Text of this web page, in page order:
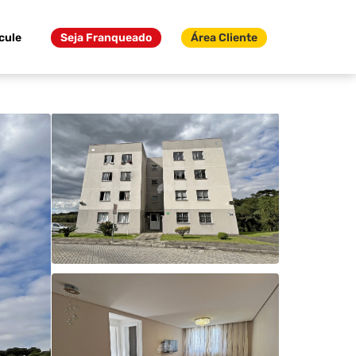
Seja Franqueado Área Cliente